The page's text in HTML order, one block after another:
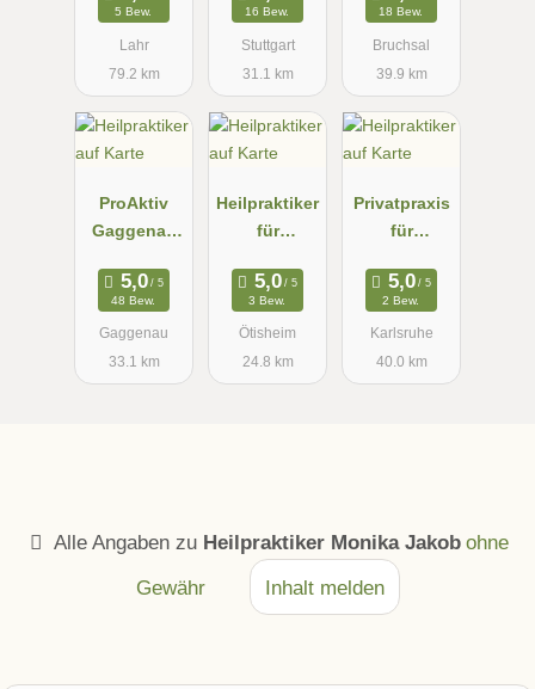
5 Bew.
Lahr
79.2 km
16 Bew.
Stuttgart
31.1 km
Köhler
18 Bew.
Bruchsal
39.9 km
ProAktiv
Gaggenau
Heinz
48 Bew.
Gaggenau
33.1 km
Heilpraktiker
für
pie N.
Raess-
Beuchle
3 Bew.
Ötisheim
24.8 km
Privatpraxis
für
IS &
ganzheitlich
e
Physiothera
2 Bew.
Karlsruhe
40.0 km
Alle Angaben zu Heilpraktiker Monika Jakob ohne
Gewähr
Inhalt melden